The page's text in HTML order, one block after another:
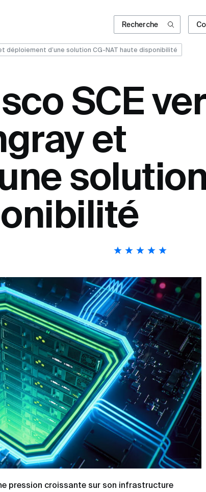
Recherche
déploiement d’une solution CG-NAT haute disponibilité
SCE
et
pression croissante sur son infrastructure